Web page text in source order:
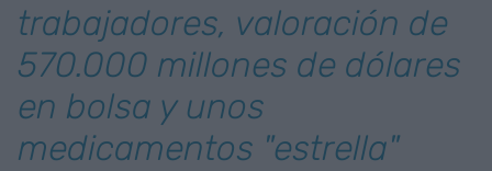
trabajadores, valoración de
570.000 millones de dólares
en bolsa y unos
medicamentos "estrella"